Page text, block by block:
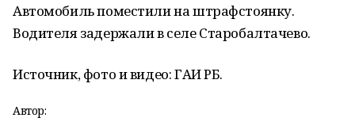
Автомобиль поместили на штрафстоянку.
Водителя задержали в селе Старобалтачево.
Источник, фото и видео: ГАИ РБ.
Автор: